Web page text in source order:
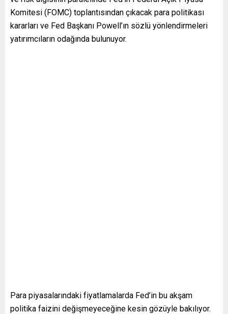
Komitesi (FOMC) toplantısından çıkacak para politikası
kararları ve Fed Başkanı Powell’ın sözlü yönlendirmeleri
yatırımcıların odağında bulunuyor.
Para piyasalarındaki fiyatlamalarda Fed’in bu akşam
politika faizini değişmeyeceğine kesin gözüyle bakılıyor.